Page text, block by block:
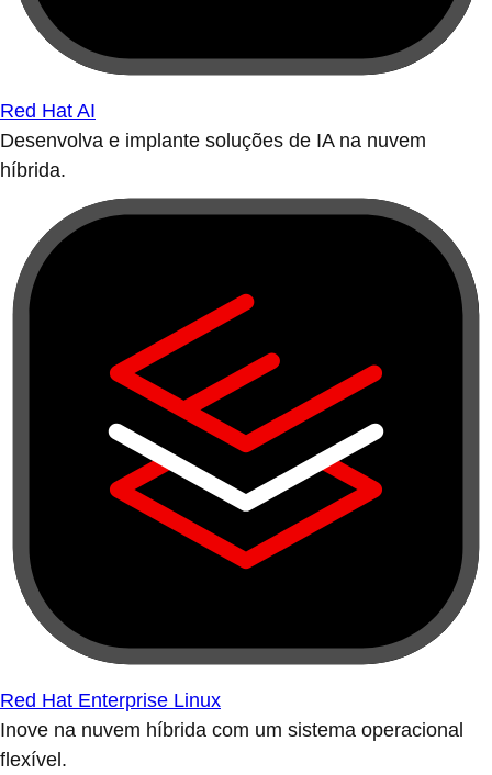
Red Hat AI
Desenvolva e implante soluções de IA na nuvem
híbrida.
Red Hat Enterprise Linux
Inove na nuvem híbrida com um sistema operacional
flexível.